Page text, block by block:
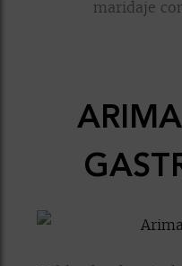
maridaje